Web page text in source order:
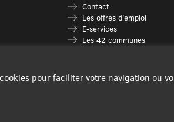
Contact
Les offres d’emploi
E-services
Les 42 communes
Espace France Services
Les séniors
pour faciliter votre navigation ou